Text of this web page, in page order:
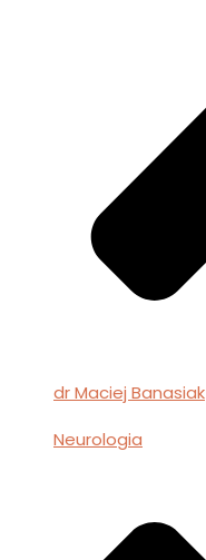
dr Maciej Banasiak
Neurologia